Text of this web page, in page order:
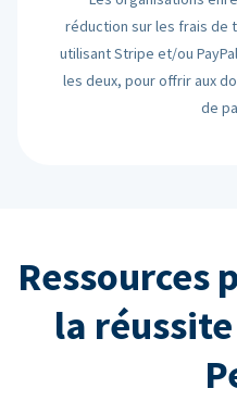
réduction sur les frais de
utilisant Stripe et/ou
les deux, pour offrir aux
de
Ressources
la